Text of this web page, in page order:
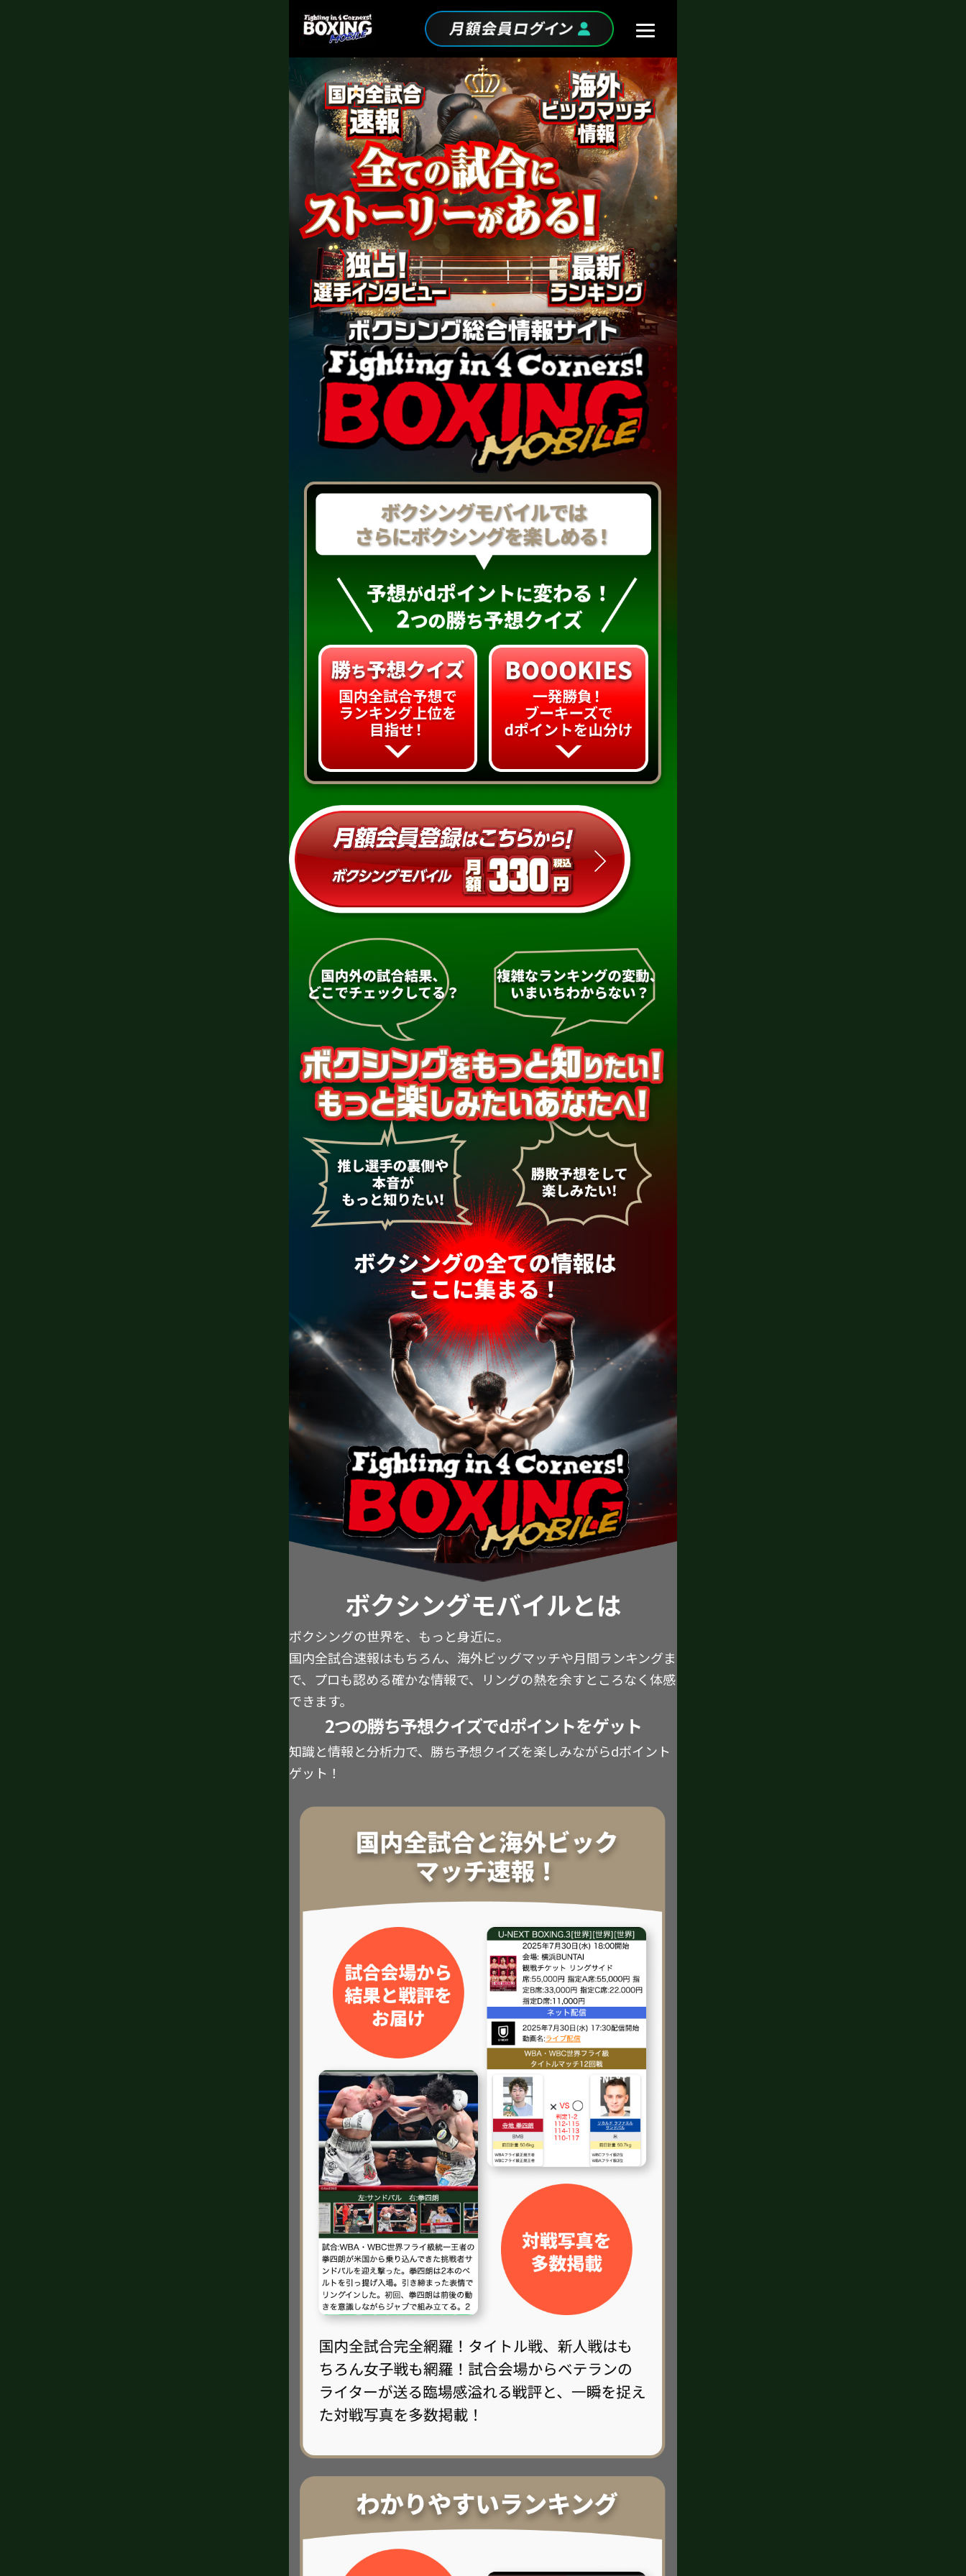
ボクシングモバイルとは
ボクシングの世界を、もっと身近に。
国内全試合速報はもちろん、海外ビッグマッチや月間ランキングま
で、プロも認める確かな情報で、リングの熱を余すところなく体感
できます。
2つの勝ち予想クイズでdポイントをゲット
知識と情報と分析力で、勝ち予想クイズを楽しみながらdポイント
ゲット！